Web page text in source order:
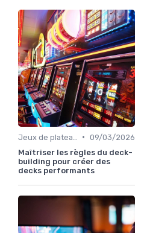
• 09/03/2026
Maîtriser les règles du deck-
building pour créer des
decks performants